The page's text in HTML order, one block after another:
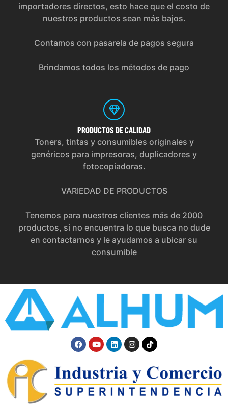
importadores directos, esto hace que el costo de
nuestros productos sean más bajos.
Contamos con pasarela de pagos segura
Brindamos todos los métodos de pago
PRODUCTOS DE CALIDAD
Toners, tintas y consumibles originales y
genéricos para impresoras, duplicadores y
fotocopiadoras.
VARIEDAD DE PRODUCTOS
Tenemos para nuestros clientes más de 2000
productos, si no encuentra lo que busca no dude
en contactarnos y le ayudamos a ubicar su
consumible